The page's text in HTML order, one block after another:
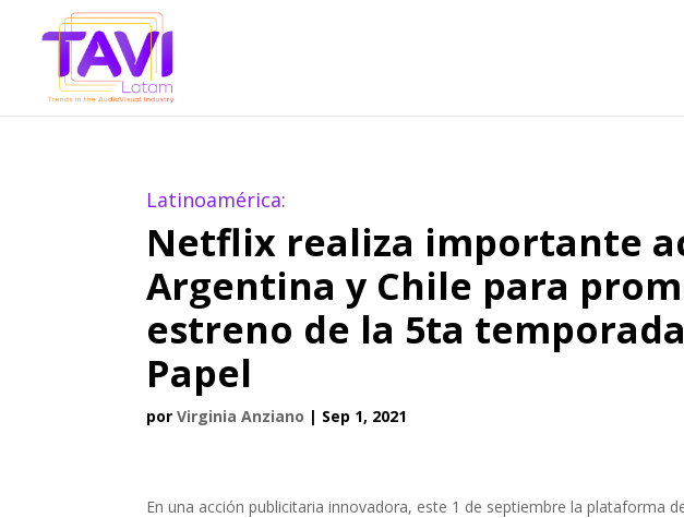
Latinoamérica:
Netflix realiza importante
Argentina y Chile para
estreno de la 5ta
Papel
porVirginia Anziano | Sep 1, 2021
En una acción publicitaria innovadora, este 1 de septiembre la plataforma